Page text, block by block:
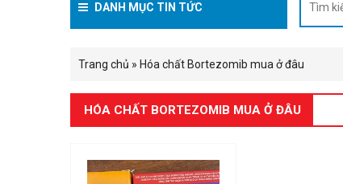
DANH MỤC TIN TỨC
Trang chủ » Hóa chất Bortezomib mua ở đâu
HÓA CHẤT BORTEZOMIB MUA Ở ĐÂU